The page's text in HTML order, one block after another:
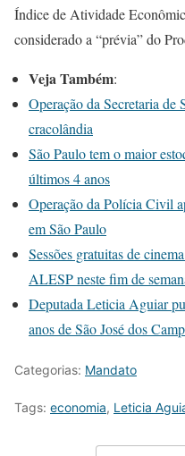
Índice de Atividade
considerado a “prévia” do
Veja Também:
Operação da Secretaria de
cracolândia
São Paulo tem o maior
últimos 4 anos
Operação da Polícia Civil
em São Paulo
Sessões gratuitas de
ALESP neste fim de
Deputada Leticia Aguiar
anos de São José dos
Categorias: Mandato
Tags: economia, Leticia